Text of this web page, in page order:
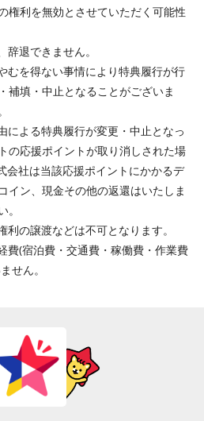
権利を無効とさせていただく可能性
退できません。
むを得ない事情により特典履行が行
補填・中止となることがございま
による特典履行が変更・中止となっ
の応援ポイントが取り消しされた場
会社は当該応援ポイントにかかるデ
イン、現金その他の返還はいたしま
の譲渡などは不可となります。
費(宿泊費・交通費・稼働費・作業費
せん。